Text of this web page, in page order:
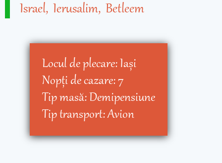
Israel Ierusalim Betleem
Locul de plecare:Iaşi
Nopţi de cazare:7
Tip masă:Demipensiune
Tip transport:Avion